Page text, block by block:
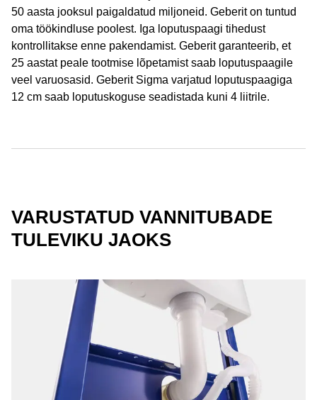
50 aasta jooksul paigaldatud miljoneid. Geberit on tuntud
oma töökindluse poolest. Iga loputuspaagi tihedust
kontrollitakse enne pakendamist. Geberit garanteerib, et
25 aastat peale tootmise lõpetamist saab loputuspaagile
veel varuosasid. Geberit Sigma varjatud loputuspaagiga
12 cm saab loputuskoguse seadistada kuni 4 liitrile.
VARUSTATUD VANNITUBADE
TULEVIKU JAOKS